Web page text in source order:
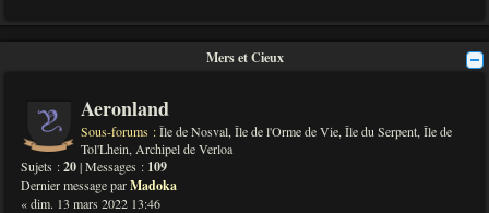
Mers et Cieux
Aeronland
Sous-forums :Île de Nosval, Île de l'Orme de Vie, Île du Serpent, Île de
Tol'Lhein, Archipel de Verloa
Sujets :20| Messages : 109
Dernier message parMadoka
« dim. 13 mars 2022 13:46